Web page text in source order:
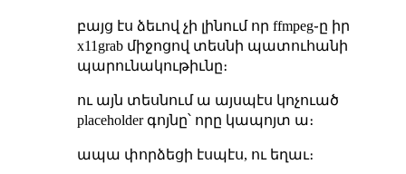
բայց էս ձեւով չի լինում որ ffmpeg֊ը իր
x11grab միջոցով տեսնի պատուհանի
պարունակութիւնը։
ու այն տեսնում ա այսպէս կոչուած
placeholder գոյնը՝ որը կապոյտ ա։
ապա փորձեցի էսպէս, ու եղաւ։